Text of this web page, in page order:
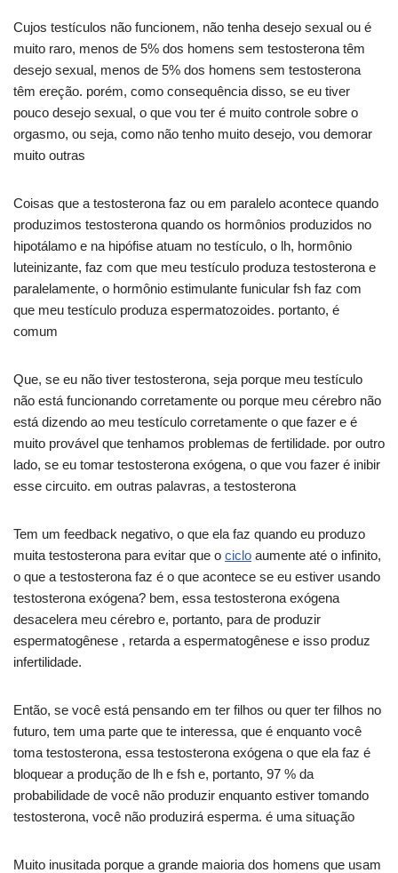
Cujos testículos não funcionem, não tenha desejo sexual ou é
muito raro, menos de 5% dos homens sem testosterona têm
desejo sexual, menos de 5% dos homens sem testosterona
têm ereção. porém, como consequência disso, se eu tiver
pouco desejo sexual, o que vou ter é muito controle sobre o
orgasmo, ou seja, como não tenho muito desejo, vou demorar
muito outras
Coisas que a testosterona faz ou em paralelo acontece quando
produzimos testosterona quando os hormônios produzidos no
hipotálamo e na hipófise atuam no testículo, o lh, hormônio
luteinizante, faz com que meu testículo produza testosterona e
paralelamente, o hormônio estimulante funicular fsh faz com
que meu testículo produza espermatozoides. portanto, é
comum
Que, se eu não tiver testosterona, seja porque meu testículo
não está funcionando corretamente ou porque meu cérebro não
está dizendo ao meu testículo corretamente o que fazer e é
muito provável que tenhamos problemas de fertilidade. por outro
lado, se eu tomar testosterona exógena, o que vou fazer é inibir
esse circuito. em outras palavras, a testosterona
Tem um feedback negativo, o que ela faz quando eu produzo
muita testosterona para evitar que o ciclo aumente até o infinito,
o que a testosterona faz é o que acontece se eu estiver usando
testosterona exógena? bem, essa testosterona exógena
desacelera meu cérebro e, portanto, para de produzir
espermatogênese , retarda a espermatogênese e isso produz
infertilidade.
Então, se você está pensando em ter filhos ou quer ter filhos no
futuro, tem uma parte que te interessa, que é enquanto você
toma testosterona, essa testosterona exógena o que ela faz é
bloquear a produção de lh e fsh e, portanto, 97 % da
probabilidade de você não produzir enquanto estiver tomando
testosterona, você não produzirá esperma. é uma situação
Muito inusitada porque a grande maioria dos homens que usam